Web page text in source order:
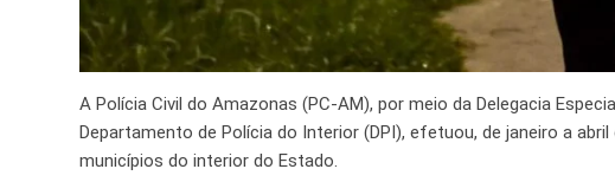
A Polícia Civil do Amazonas (PC-AM), por meio da Delegacia
Departamento de Polícia do Interior (DPI), efetuou, de janeiro a
municípios do interior do Estado.